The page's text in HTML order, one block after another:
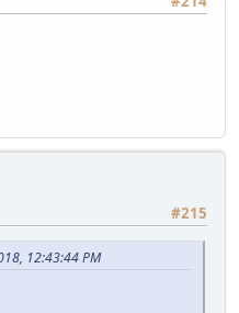
#215
12:43:44 PM